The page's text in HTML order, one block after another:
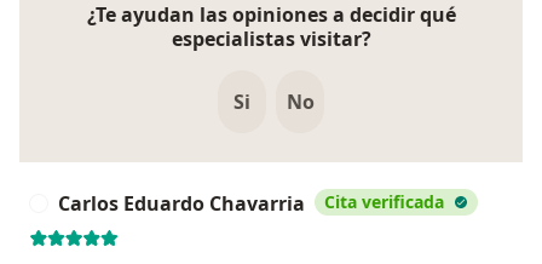
¿Te ayudan las opiniones a decidir qué
especialistas visitar?
Si No
Carlos Eduardo Chavarria Cita verificada